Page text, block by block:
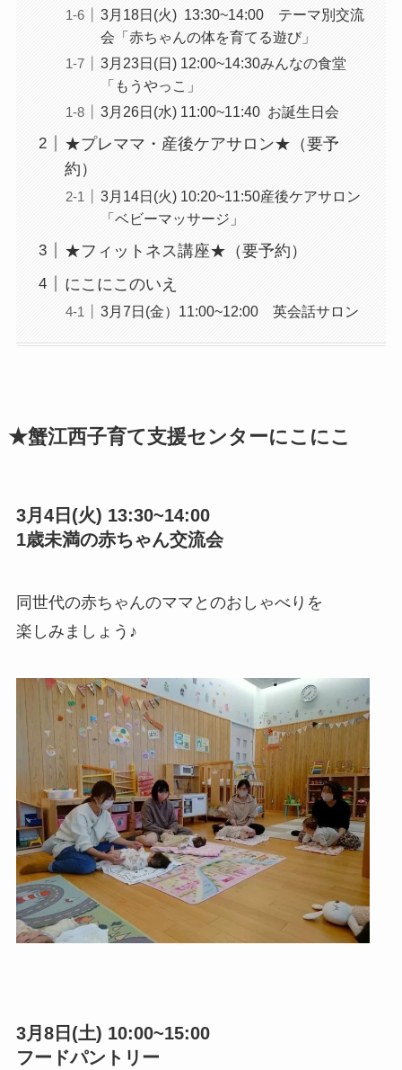
3月18日(火) 13:30~14:00 テーマ別交流
会「赤ちゃんの体を育てる遊び」
3月23日(日) 12:00~14:30みんなの食堂
「もうやっこ」
3月26日(水) 11:00~11:40 お誕生日会
★プレママ・産後ケアサロン★（要予
約）
3月14日(火) 10:20~11:50産後ケアサロン
「ベビーマッサージ」
★フィットネス講座★（要予約）
にこにこのいえ
3月7日(金）11:00~12:00 英会話サロン
★蟹江西子育て支援センターにこにこ
3月4日(火) 13:30~14:00
1歳未満の赤ちゃん交流会
同世代の赤ちゃんのママとのおしゃべりを
楽しみましょう♪
3月8日(土) 10:00~15:00
フードパントリー